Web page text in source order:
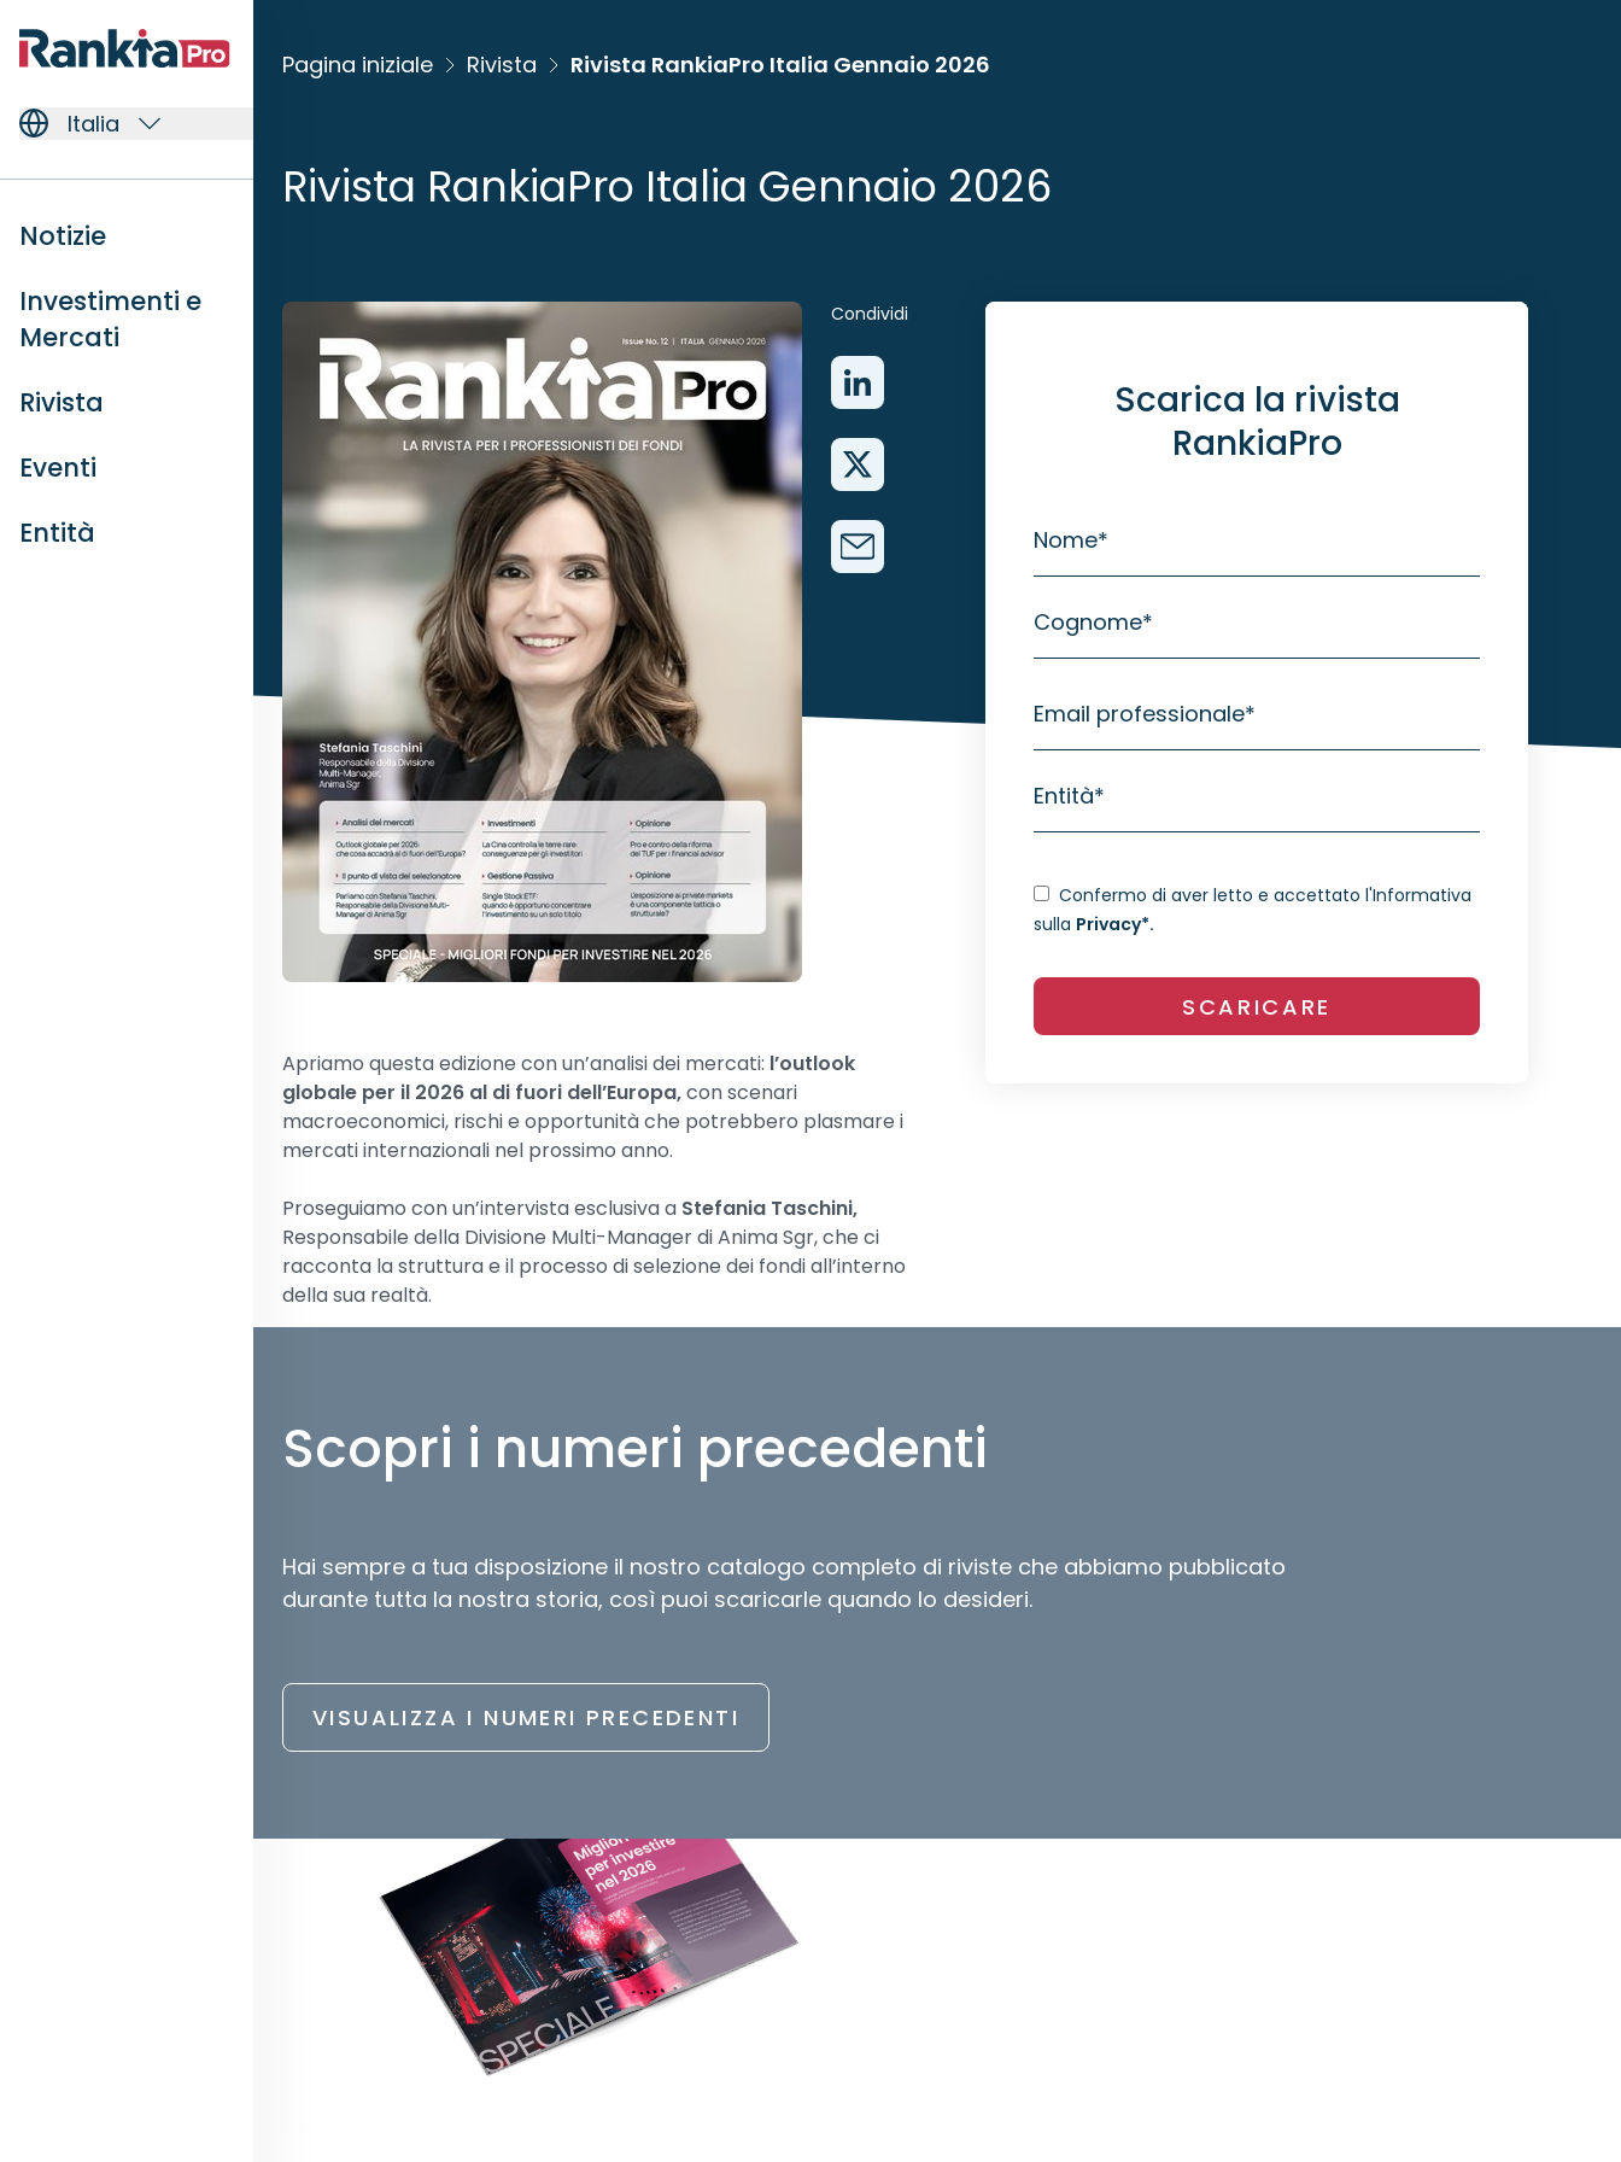
Italia
Notizie
Investimenti e
Mercati
Rivista
Eventi
Entità
Pagina iniziale Rivista Rivista RankiaPro Italia Gennaio 2026
Rivista RankiaPro Italia Gennaio 2026
Condividi
Apriamo questa edizione con un’analisi dei mercati: l’outlook
globale per il 2026 al di fuori dell’Europa,con scenari
macroeconomici, rischi e opportunità che potrebbero plasmare i
mercati internazionali nel prossimo anno.
Proseguiamo con un’intervista esclusiva a Stefania Taschini,
Responsabile della Divisione Multi-Manager di Anima Sgr, che ci
racconta la struttura e il processo di selezione dei fondi all’interno
della sua realtà.
valutando se sia oggi una componente tattica o strutturale. Infine,
analizziamo ipro e contro della riforma del TUF per i financial
Il nostro speciale raccoglie imigliori fondi per investire nel 2026,
illustrando strategie, trend e opportunità per costruire portafogli
solidi in uno scenario in continua evoluzione. A pprofondiamo
Scarica la rivista
RankiaPro
Nome*
Cognome*
Email professionale*
Entità*
Confermo di aver letto e accettato l'Informativa
sulla Privacy*.
SCARICARE
Scopri i numeri precedenti
Hai sempre a tua disposizione il nostro catalogo completo di riviste che abbiamo pubblicato
durante tutta la nostra storia, così puoi scaricarle quando lo desideri.
VISUALIZZA I NUMERI PRECEDENTI